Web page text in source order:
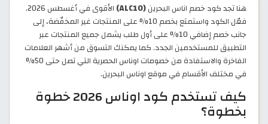
هنا تجد كود خصم اناس البحرين(ALC10)
الأقوى في أغسطس 2026.
فعّل الكود واستمتع بخصم 10% على المنتجات غير المخفّضة، إلى
جانب خصم إضافي 10% على أول طلب يشمل جميع المنتجات عبر
التطبيق للمستخدمين الجدد. كما يمكنك التسوق من أشهر العلامات
الفاخرة والاستفادة من خصومات اوناس الحصرية التي تصل حتى 50%
في مختلف الأقسام في موقع اوناس البحرين.
كيف تستخدم كود اوناس 2026 خطوة
بخطوة؟